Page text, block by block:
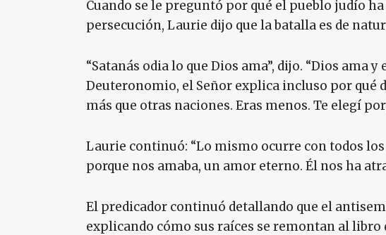
Cuando se le preguntó por qué el pueblo judío
persecución, Laurie dijo que la batalla es de
“Satanás odia lo que Dios ama”, dijo. “Dios ama
Deuteronomio, el Señor explica incluso por qué
más que otras naciones. Eras menos. Te elegí
Laurie continuó: “Lo mismo ocurre con todos
porque nos amaba, un amor eterno. Él nos ha
El predicador continuó detallando que el
explicando cómo sus raíces se remontan al